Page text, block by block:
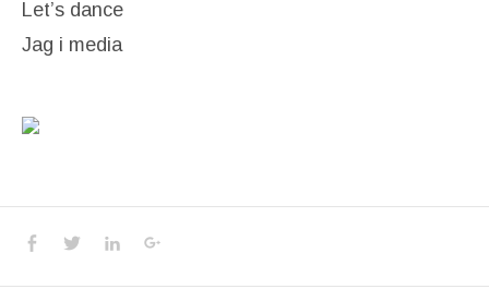
Let’s dance
Jag i media
Social Media Profiles
Facebook
TwitterLinkedIn